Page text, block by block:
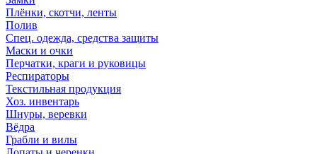
Плёнки, скотчи, ленты
Полив
Спец. одежда, средства защиты
Маски и очки
Перчатки, краги и руковицы
Респираторы
Текстильная продукция
Хоз. инвентарь
Шнуры, веревки
Вёдра
Грабли и вилы